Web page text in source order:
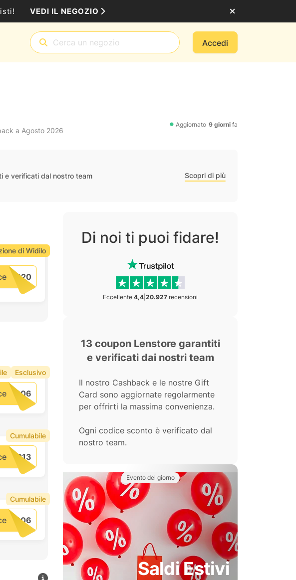
VEDI IL NEGOZIO
Accedi
a Agosto 2026
Aggiornato 9 giorni fa
e verificati dal nostro team Scopri di più
di Widilo
Esclusivo
Cumulabile
Cumulabile
Di noi ti puoi fidare!
Eccellente 4,4 20.927 recensioni
13 coupon Lenstore garantiti
e verificati dai nostri team
Il nostro Cashback e le nostre Gift
Card sono aggiornate regolarmente
per offrirti la massima convenienza.
Ogni codice sconto è verificato dal
nostro team.
Evento del giorno
Saldi Estivi